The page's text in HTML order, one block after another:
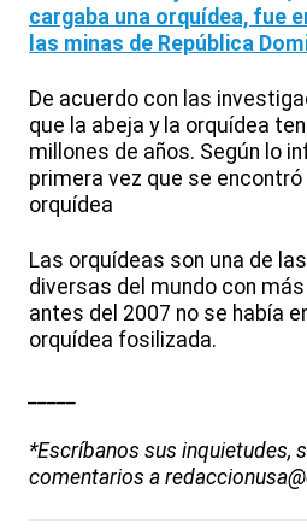
cargaba una orquídea, fue
las minas de República
De acuerdo con las
que la abeja y la orquídea
millones de años. Según lo
primera vez que se
orquídea
Las orquídeas son una de
diversas del mundo con
antes del 2007 no se había
orquídea fosilizada.
_____
*Escríbanos sus inquietudes,
comentarios a